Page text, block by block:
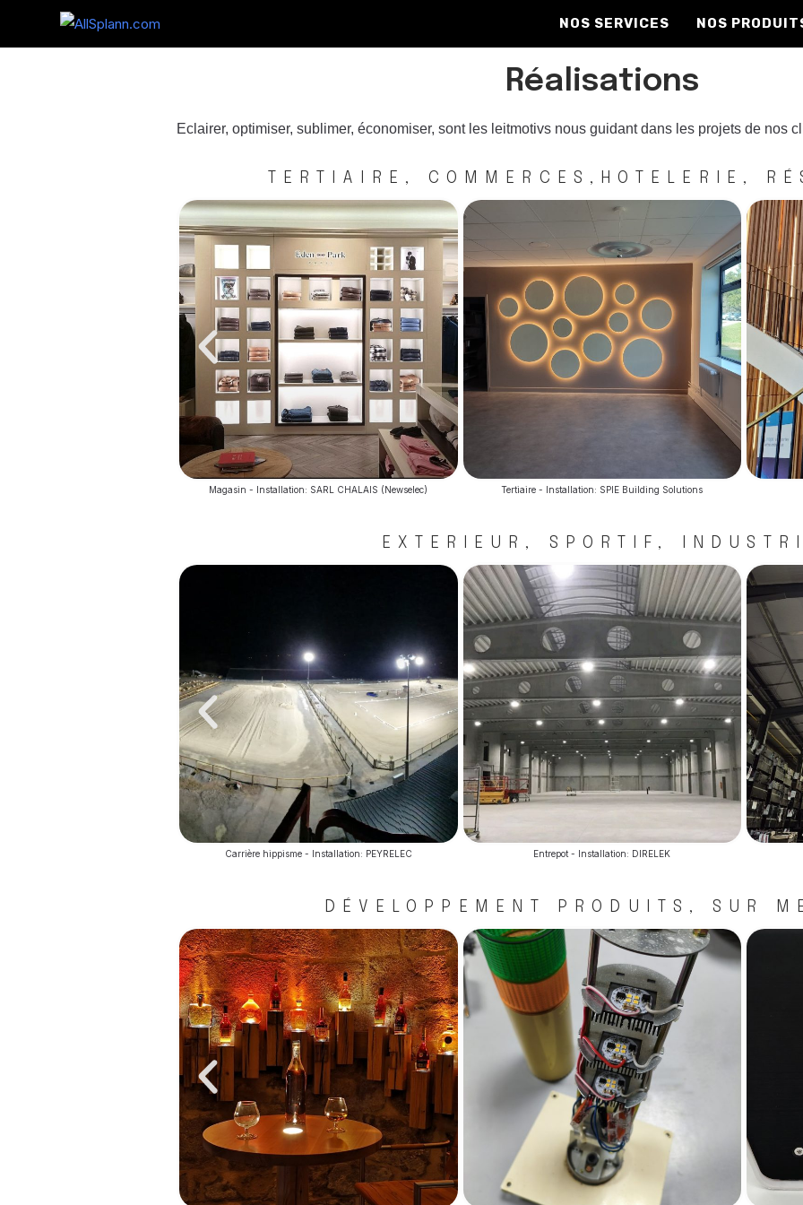
NOS SERVICES NOS
Réalisations
Eclairer, optimiser, sublimer, économiser, sont les leitmotivs nous guidant dans les projets de nos
TERTIAIRE, COMMERCES,HOTELERIE,
Magasin - Installation: SARL CHALAIS (Newselec) Tertiaire - Installation: SPIE Building Solutions
EXTERIEUR, SPORTIF,
Carrière hippisme - Installation: PEYRELEC Entrepot - Installation: DIRELEK
DÉVELOPPEMENT PRODUITS, SUR